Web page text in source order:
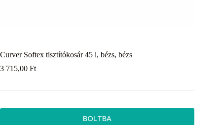
Curver Softex tisztítókosár 45 l, bézs, bézs
3 715,00 Ft
BOLTBA